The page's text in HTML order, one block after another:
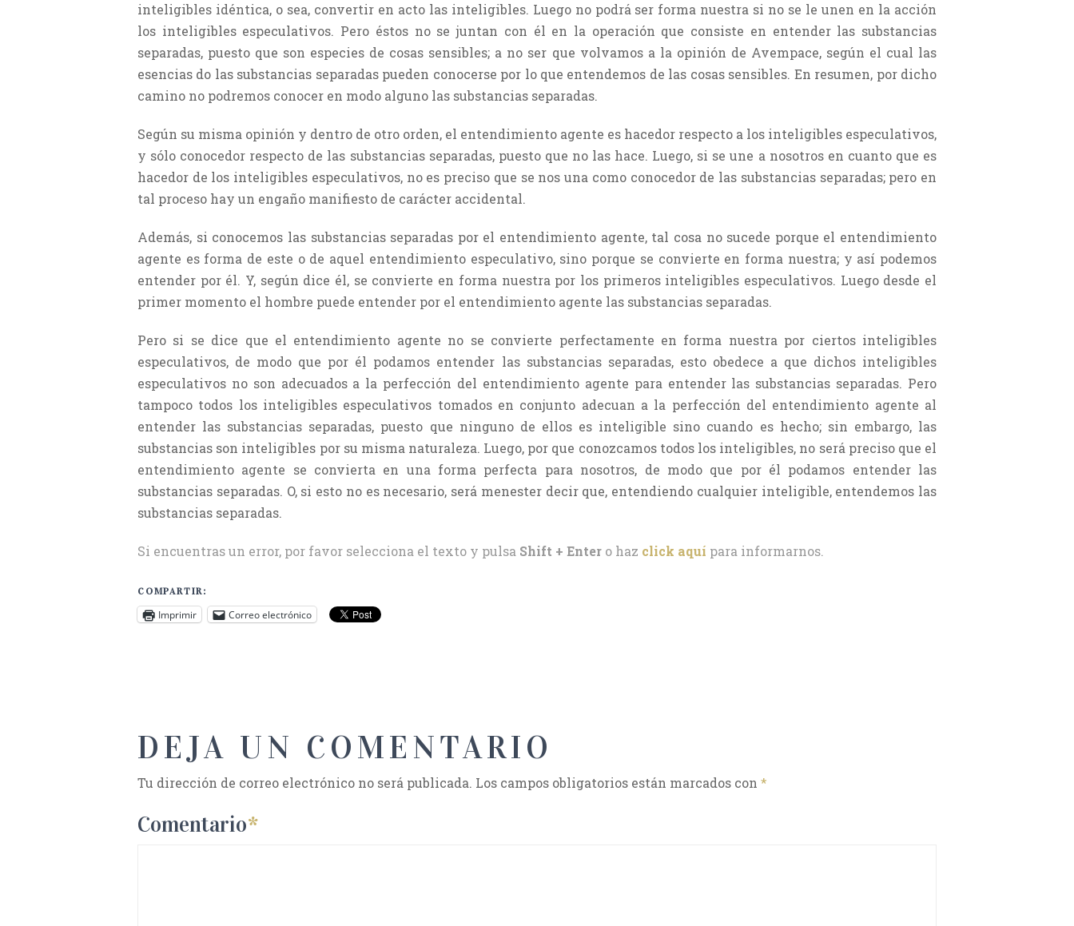
inteligibles idéntica, o sea, convertir en acto las inteligibles. Luego no podrá ser forma nuestra si no se le unen en la acción
los inteligibles especulativos. Pero éstos no se juntan con él en la operación que consiste en entender las substancias
separadas, puesto que son especies de cosas sensibles; a no ser que volvamos a la opinión de Avempace, según el cual las
esencias do las substancias separadas pueden conocerse por lo que entendemos de las cosas sensibles. En resumen, por dicho
camino no podremos conocer en modo alguno las substancias separadas.
Según su misma opinión y dentro de otro orden, el entendimiento agente es hacedor respecto a los inteligibles especulativos,
y sólo conocedor respecto de las substancias separadas, puesto que no las hace. Luego, si se une a nosotros en cuanto que es
hacedor de los inteligibles especulativos, no es preciso que se nos una como conocedor de las substancias separadas; pero en
tal proceso hay un engaño manifiesto de carácter accidental.
Además, si conocemos las substancias separadas por el entendimiento agente, tal cosa no sucede porque el entendimiento
agente es forma de este o de aquel entendimiento especulativo, sino porque se convierte en forma nuestra; y así podemos
entender por él. Y, según dice él, se convierte en forma nuestra por los primeros inteligibles especulativos. Luego desde el
primer momento el hombre puede entender por el entendimiento agente las substancias separadas.
Pero si se dice que el entendimiento agente no se convierte perfectamente en forma nuestra por ciertos inteligibles
especulativos, de modo que por él podamos entender las substancias separadas, esto obedece a que dichos inteligibles
especulativos no son adecuados a la perfección del entendimiento agente para entender las substancias separadas. Pero
tampoco todos los inteligibles especulativos tomados en conjunto adecuan a la perfección del entendimiento agente al
entender las substancias separadas, puesto que ninguno de ellos es inteligible sino cuando es hecho; sin embargo, las
substancias son inteligibles por su misma naturaleza. Luego, por que conozcamos todos los inteligibles, no será preciso que el
entendimiento agente se convierta en una forma perfecta para nosotros, de modo que por él podamos entender las
substancias separadas. O, si esto no es necesario, será menester decir que, entendiendo cualquier inteligible, entendemos las
substancias separadas.
Si encuentras un error, por favor selecciona el texto y pulsa Shift + Enter o haz click aquí para informarnos.
COMPARTIR:
Imprimir Correo electrónico
DEJA UN COMENTARIO
Tu dirección de correo electrónico no será publicada. Los campos obligatorios están marcados con *
Comentario*